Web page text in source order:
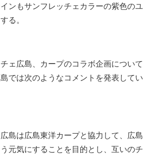
ンもサンフレッチェカラーの紫色のユ
る。
ェ広島、カープのコラボ企画について
では次のようなコメントを発表してい
広島は広島東洋カープと協力して、広島
元気にすることを目的とし、互いのチ